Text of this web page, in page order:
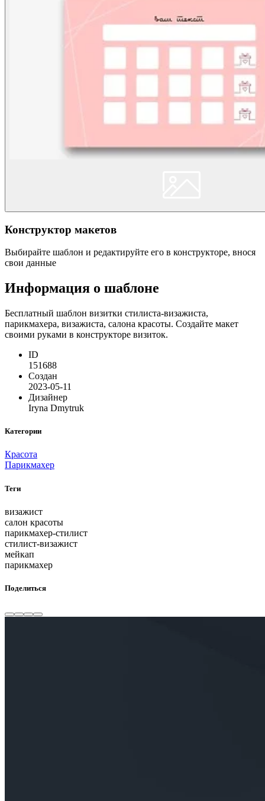
Конструктор макетов
Выбирайте шаблон и редактируйте его в конструкторе, внося
свои данные
Информация о шаблоне
Бесплатный шаблон визитки стилиста-визажиста,
парикмахера, визажиста, салона красоты. Создайте макет
своими руками в конструкторе визиток.
ID
151688
Создан
2023-05-11
Дизайнер
Iryna Dmytruk
Категории
Красота
Парикмахер
Теги
визажист
салон красоты
парикмахер-стилист
стилист-визажист
мейкап
парикмахер
Поделиться